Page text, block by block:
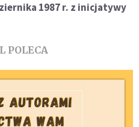
1987 r. z inicjatywy
POLECA